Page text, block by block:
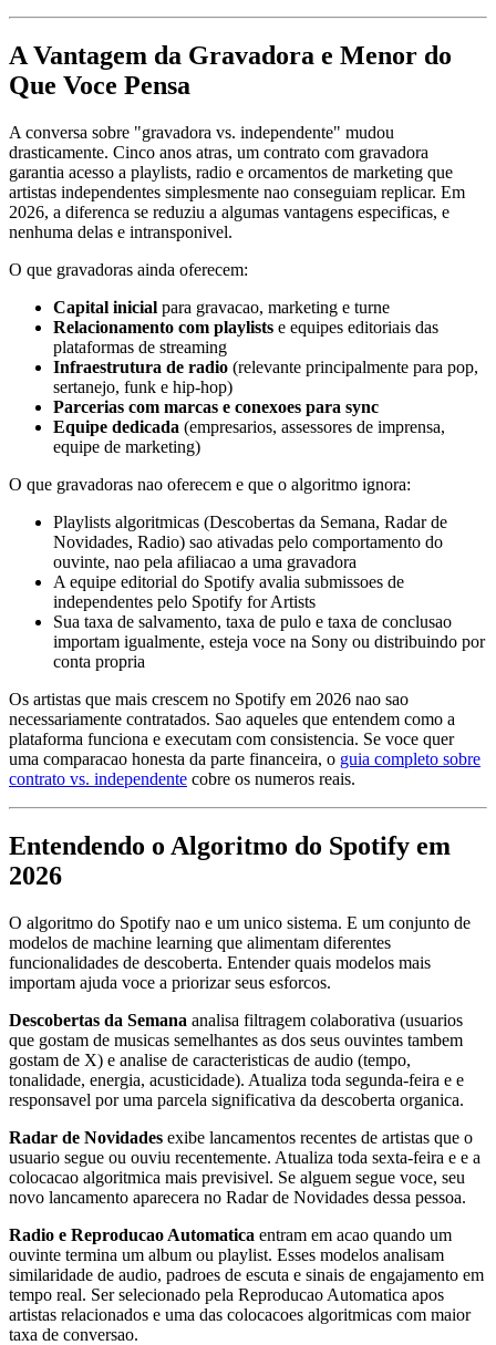
A Vantagem da Gravadora e Menor do
Que Voce Pensa
A conversa sobre "gravadora vs. independente" mudou
drasticamente. Cinco anos atras, um contrato com gravadora
garantia acesso a playlists, radio e orcamentos de marketing que
artistas independentes simplesmente nao conseguiam replicar. Em
2026, a diferenca se reduziu a algumas vantagens especificas, e
nenhuma delas e intransponivel.
O que gravadoras ainda oferecem:
Capital inicial para gravacao, marketing e turne
Relacionamento com playlists e equipes editoriais das
plataformas de streaming
Infraestrutura de radio (relevante principalmente para pop,
sertanejo, funk e hip-hop)
Parcerias com marcas e conexoes para sync
Equipe dedicada (empresarios, assessores de imprensa,
equipe de marketing)
O que gravadoras nao oferecem e que o algoritmo ignora:
Playlists algoritmicas (Descobertas da Semana, Radar de
Novidades, Radio) sao ativadas pelo comportamento do
ouvinte, nao pela afiliacao a uma gravadora
A equipe editorial do Spotify avalia submissoes de
independentes pelo Spotify for Artists
Sua taxa de salvamento, taxa de pulo e taxa de conclusao
importam igualmente, esteja voce na Sony ou distribuindo por
conta propria
Os artistas que mais crescem no Spotify em 2026 nao sao
necessariamente contratados. Sao aqueles que entendem como a
plataforma funciona e executam com consistencia. Se voce quer
uma comparacao honesta da parte financeira, o guia completo sobre
contrato vs. independente cobre os numeros reais.
Entendendo o Algoritmo do Spotify em
2026
O algoritmo do Spotify nao e um unico sistema. E um conjunto de
modelos de machine learning que alimentam diferentes
funcionalidades de descoberta. Entender quais modelos mais
importam ajuda voce a priorizar seus esforcos.
Descobertas da Semana analisa filtragem colaborativa (usuarios
que gostam de musicas semelhantes as dos seus ouvintes tambem
gostam de X) e analise de caracteristicas de audio (tempo,
tonalidade, energia, acusticidade). Atualiza toda segunda-feira e e
responsavel por uma parcela significativa da descoberta organica.
Radar de Novidades exibe lancamentos recentes de artistas que o
usuario segue ou ouviu recentemente. Atualiza toda sexta-feira e e a
colocacao algoritmica mais previsivel. Se alguem segue voce, seu
novo lancamento aparecera no Radar de Novidades dessa pessoa.
Radio e Reproducao Automatica entram em acao quando um
ouvinte termina um album ou playlist. Esses modelos analisam
similaridade de audio, padroes de escuta e sinais de engajamento em
tempo real. Ser selecionado pela Reproducao Automatica apos
artistas relacionados e uma das colocacoes algoritmicas com maior
taxa de conversao.